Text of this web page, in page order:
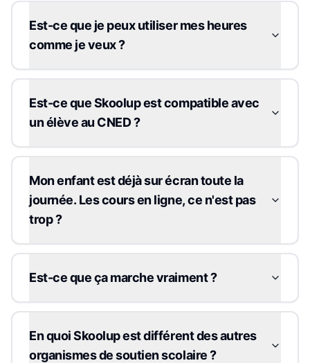
Est-ce que je peux utiliser mes heures
comme je veux ?
Est-ce que Skoolup est compatible avec
un élève au CNED ?
Mon enfant est déjà sur écran toute la
journée. Les cours en ligne, ce n'est pas
trop ?
Est-ce que ça marche vraiment ?
En quoi Skoolup est différent des autres
organismes de soutien scolaire ?